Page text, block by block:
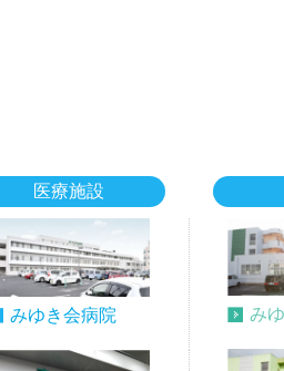
医療施設
みゆき会病院 み